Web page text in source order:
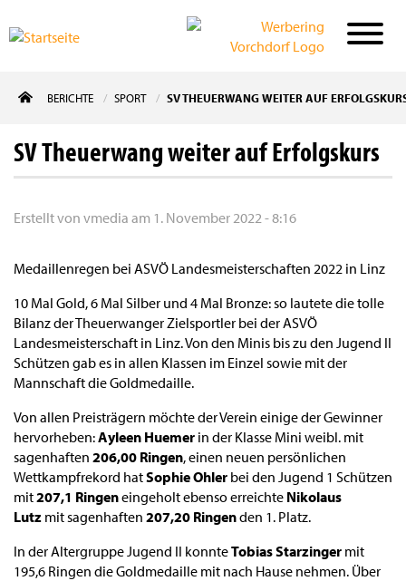
zum
BERICHTE SPORT SV THEUERWANG WEITER AUF
SV Theuerwang weiter auf Erfolgskurs
Erstellt von vmedia am 1. November 2022 - 8:16
Medaillenregen bei ASVÖ Landesmeisterschaften 2022 in Linz
10 Mal Gold, 6 Mal Silber und 4 Mal Bronze: so lautete die tolle
Bilanz der Theuerwanger Zielsportler bei der ASVÖ
Landesmeisterschaft in Linz. Von den Minis bis zu den Jugend II
Schützen gab es in allen Klassen im Einzel sowie mit der
Mannschaft die Goldmedaille.
Von allen Preisträgern möchte der Verein einige der Gewinner
hervorheben:Ayleen Huemer in der Klasse Mini weibl. mit
sagenhaften 206,00 Ringen, einen neuen persönlichen
Wettkampfrekord hatSophie Ohler bei den Jugend 1 Schützen
mit207,1 Ringeneingeholt ebenso erreichte Nikolaus
Lutz mit sagenhaften 207,20 Ringenden 1. Platz.
In der Altergruppe Jugend II konnteTobias Starzinger mit
195,6 Ringen die Goldmedaille mit nach Hause nehmen. Über